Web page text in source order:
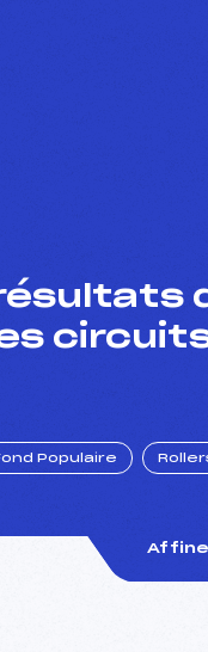
Populaire